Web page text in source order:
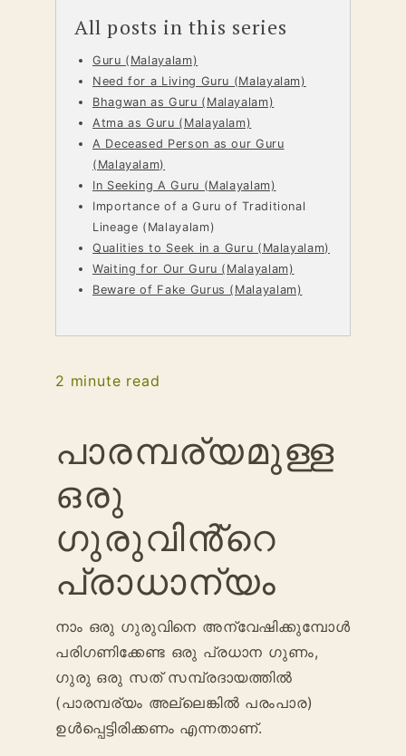
All posts in this series
Guru (Malayalam)
Need for a Living Guru (Malayalam)
Bhagwan as Guru (Malayalam)
Atma as Guru (Malayalam)
A Deceased Person as our Guru
(Malayalam)
In Seeking A Guru (Malayalam)
Importance of a Guru of Traditional
Lineage (Malayalam)
Qualities to Seek in a Guru (Malayalam)
Waiting for Our Guru (Malayalam)
Beware of Fake Gurus (Malayalam)
2 minute read
പാരമ്പര്യമുള്ള
ഒരു
ഗുരുവിൻ്റെ
പ്രാധാന്യം
നാം ഒരു ഗുരുവിനെ അന്വേഷിക്കുമ്പോൾ
പരിഗണിക്കേണ്ട ഒരു പ്രധാന ഗുണം,
ഗുരു ഒരു സത് സമ്പ്രദായത്തിൽ
(പാരമ്പര്യം അല്ലെങ്കിൽ പരംപാര)
ഉൾപ്പെട്ടിരിക്കണം എന്നതാണ്.